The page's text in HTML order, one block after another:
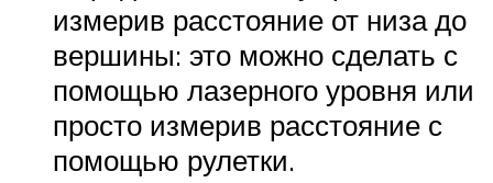
измерив расстояние от низа до
вершины: это можно сделать с
помощью лазерного уровня или
просто измерив расстояние с
помощью рулетки.